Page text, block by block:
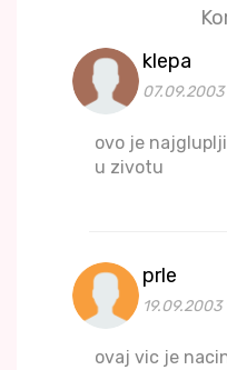
klepa
ovo je
u zivotu
prle
19.09.2003
ovaj vic je